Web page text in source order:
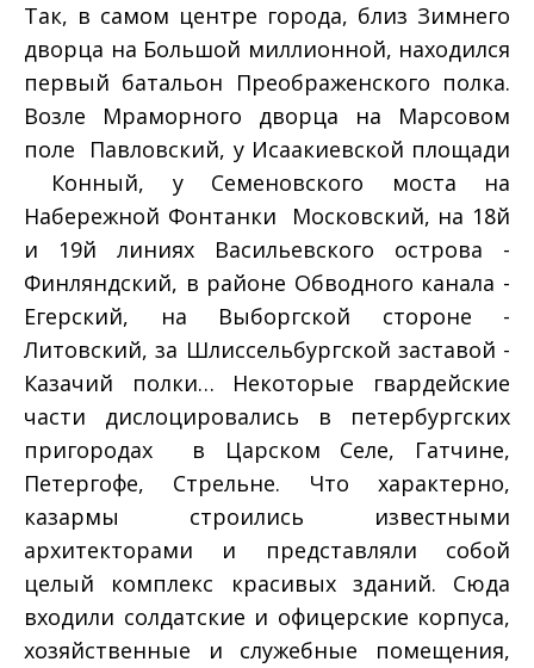
Так, в самом центре города, близ Зимнего
дворца на Большой миллионной, находился
первый батальон Преображенского полка.
Возле Мраморного дворца на Марсовом
поле ­ Павловский, у Исаакиевской площади
­ Конный, у Семеновского моста на
Набережной Фонтанки ­ Московский, на 18­й
и 19­й линиях Васильевского острова ­
Финляндский, в районе Обводного канала ­
Егерский, на Выборгской стороне ­
Литовский, за Шлиссельбургской заставой ­
Казачий полки… Некоторые гвардейские
части дислоцировались в петербургских
пригородах ­ в Царском Селе, Гатчине,
Петергофе, Стрельне. Что характерно,
казармы строились известными
архитекторами и представляли собой
целый комплекс красивых зданий. Сюда
входили солдатские и офицерские корпуса,
хозяйственные и служебные помещения,